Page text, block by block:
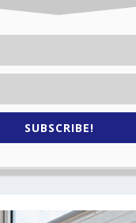
SUBSCRIBE!